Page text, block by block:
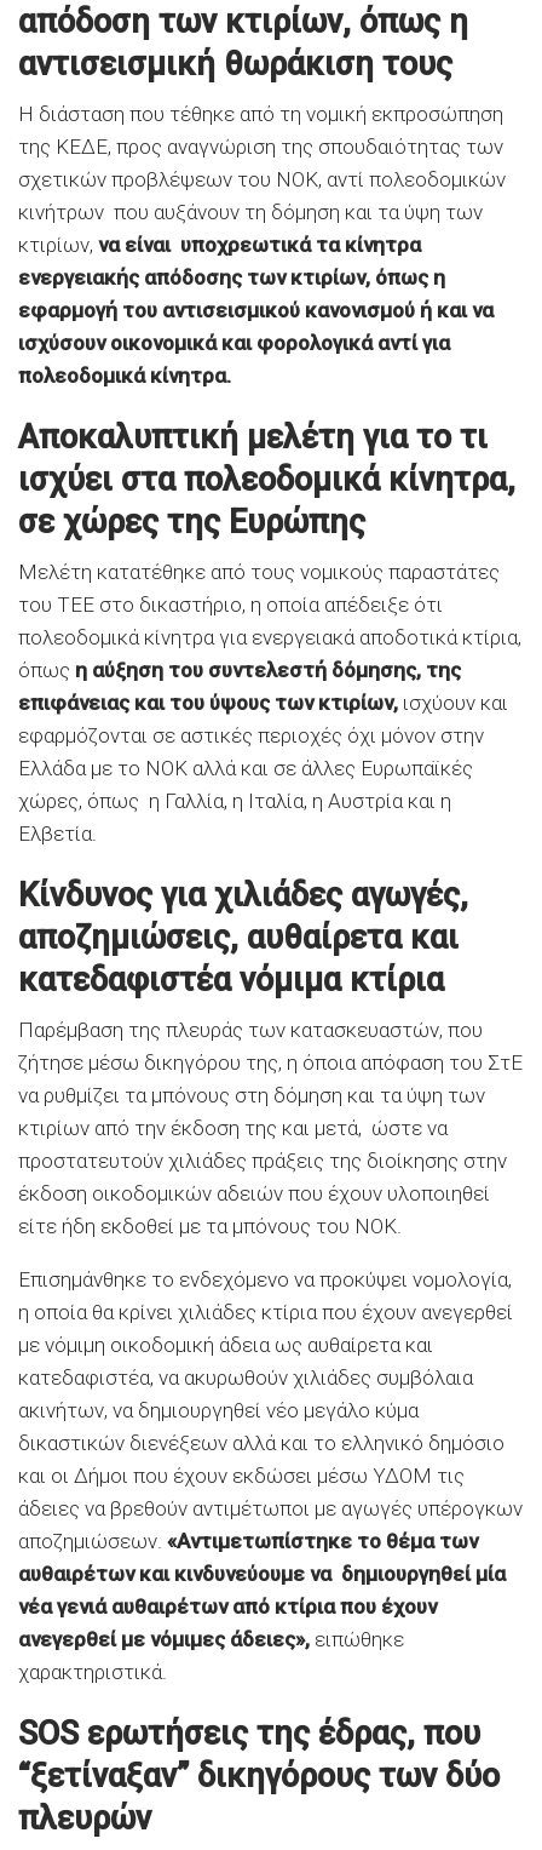
απόδοση των κτιρίων, όπως η
αντισεισμική θωράκιση τους
H διάσταση που τέθηκε από τη νομική εκπροσώπηση
της ΚΕΔΕ, προς αναγνώριση της σπουδαιότητας των
σχετικών προβλέψεων του ΝΟΚ, αντί πολεοδομικών
κινήτρων που αυξάνουν τη δόμηση και τα ύψη των
κτιρίων, να είναι υποχρεωτικά τα κίνητρα
ενεργειακής απόδοσης των κτιρίων, όπως η
εφαρμογή του αντισεισμικού κανονισμού ή και να
ισχύσουν οικονομικά και φορολογικά αντί για
πολεοδομικά κίνητρα.
Αποκαλυπτική μελέτη για το τι
ισχύει στα πολεοδομικά κίνητρα,
σε χώρες της Ευρώπης
Μελέτη κατατέθηκε από τους νομικούς παραστάτες
του ΤΕΕ στο δικαστήριο, η οποία απέδειξε ότι
πολεοδομικά κίνητρα για ενεργειακά αποδοτικά κτίρια,
όπως η αύξηση του συντελεστή δόμησης, της
επιφάνειας και του ύψους των κτιρίων, ισχύουν και
εφαρμόζονται σε αστικές περιοχές όχι μόνον στην
Ελλάδα με το ΝΟΚ αλλά και σε άλλες Ευρωπαϊκές
χώρες, όπως η Γαλλία, η Ιταλία, η Αυστρία και η
Ελβετία.
Κίνδυνος για χιλιάδες αγωγές,
αποζημιώσεις, αυθαίρετα και
κατεδαφιστέα νόμιμα κτίρια
Παρέμβαση της πλευράς των κατασκευαστών, που
ζήτησε μέσω δικηγόρου της, η όποια απόφαση του ΣτΕ
να ρυθμίζει τα μπόνους στη δόμηση και τα ύψη των
κτιρίων από την έκδοση της και μετά, ώστε να
προστατευτούν χιλιάδες πράξεις της διοίκησης στην
έκδοση οικοδομικών αδειών που έχουν υλοποιηθεί
είτε ήδη εκδοθεί με τα μπόνους του ΝΟΚ.
Επισημάνθηκε το ενδεχόμενο να προκύψει νομολογία,
η οποία θα κρίνει χιλιάδες κτίρια που έχουν ανεγερθεί
με νόμιμη οικοδομική άδεια ως αυθαίρετα και
κατεδαφιστέα, να ακυρωθούν χιλιάδες συμβόλαια
ακινήτων, να δημιουργηθεί νέο μεγάλο κύμα
δικαστικών διενέξεων αλλά και το ελληνικό δημόσιο
και οι Δήμοι που έχουν εκδώσει μέσω ΥΔΟΜ τις
άδειες να βρεθούν αντιμέτωποι με αγωγές υπέρογκων
αποζημιώσεων. «Αντιμετωπίστηκε το θέμα των
αυθαιρέτων και κινδυνεύουμε να δημιουργηθεί μία
νέα γενιά αυθαιρέτων από κτίρια που έχουν
ανεγερθεί με νόμιμες άδειες», ειπώθηκε
χαρακτηριστικά.
SOS ερωτήσεις της έδρας, που
“ξετίναξαν” δικηγόρους των δύο
πλευρών